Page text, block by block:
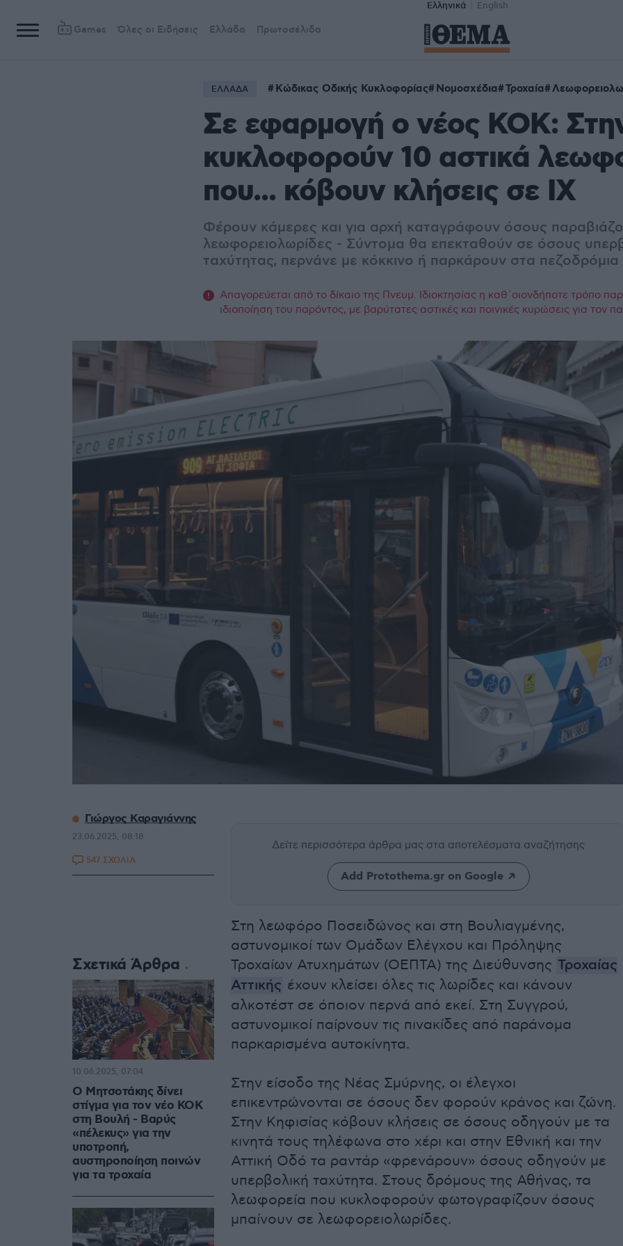
Ελληνικά English
Games Όλες οι Ειδήσεις Ελλάδα Πρωτοσέλιδα
ΕΛΛΑΔΑ Κώδικας Οδικής Κυκλοφορίας Νομοσχέδια Τροχαία
Σε εφαρμογή ο νέος ΚΟΚ:
κυκλοφορούν 10 αστικά
που... κόβουν κλήσεις σε ΙΧ
Φέρουν κάμερες και για αρχή καταγράφουν όσους
λεωφορειολωρίδες - Σύντομα θα επεκταθούν σε όσους
ταχύτητας, περνάνε με κόκκινο ή παρκάρουν στα πεζοδρόμια
Απαγορεύεται από το δίκαιο της Πνευμ. Ιδιοκτησίας η καθ΄οιονδήποτε τρόπο
ιδιοποίηση του παρόντος, με βαρύτατες αστικές και ποινικές κυρώσεις για τον
Δείτε περισσότερα άρθρα μας στα αποτελέσματα αναζήτησης
Add Protothema.gr on Google
Στη λεωφόρο Ποσειδώνος και στη Βουλιαγμένης,
αστυνομικοί των Ομάδων Ελέγχου και Πρόληψης
Τροχαίων Ατυχημάτων (ΟΕΠΤΑ) της Διεύθυνσης Τροχαίας
Αττικής έχουν κλείσει όλες τις λωρίδες και κάνουν
αλκοτέστ σε όποιον περνά από εκεί. Στη Συγγρού,
αστυνομικοί παίρνουν τις πινακίδες από παράνομα
παρκαρισμένα αυτοκίνητα.
Στην είσοδο της Νέας Σμύρνης, οι έλεγχοι
επικεντρώνονται σε όσους δεν φορούν κράνος και ζώνη.
Στην Κηφισίας κόβουν κλήσεις σε όσους οδηγούν με τα
κινητά τους τηλέφωνα στο χέρι και στην Εθνική και την
Αττική Οδό τα ραντάρ «φρενάρουν» όσους οδηγούν με
υπερβολική ταχύτητα. Στους δρόμους της Αθήνας, τα
λεωφορεία που κυκλοφορούν φωτογραφίζουν όσους
μπαίνουν σε λεωφορειολωρίδες.
Γιώργος Καραγιάννης
23.06.2025, 08:18
547 ΣΧΟΛΙΑ
Σχετικά Άρθρα
Ο Μητσοτάκης δίνει
στίγμα για τον νέο ΚΟΚ
στη Βουλή - Βαρύς
«πέλεκυς» για την
υποτροπή,
αυστηροποίηση ποινών
για τα τροχαία
10.06.2025, 07:04